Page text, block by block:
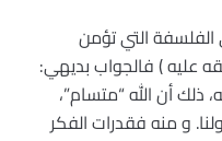
التي تؤمن
عليه ) فالجواب بديهي:
ذلك أن الله “متسام”،
و منه فقدرات الفكر